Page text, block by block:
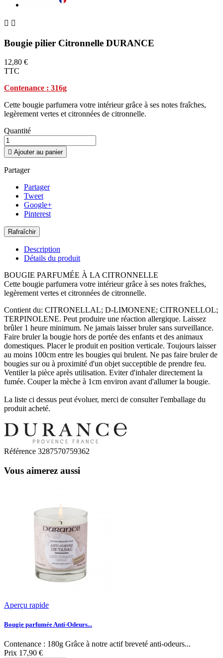
 
Bougie pilier Citronnelle DURANCE
12,80 €
TTC
Contenance : 316g
Cette bougie parfumera votre intérieur grâce à ses notes fraîches,
legèrement vertes et citronnées de citronnelle.
Quantité
 Ajouter au panier
Partager
Partager
Tweet
Google+
Pinterest
Description
Détails du produit
BOUGIE PARFUMÉE À LA CITRONNELLE
Cette bougie parfumera votre intérieur grâce à ses notes fraîches,
legèrement vertes et citronnées de citronnelle.
Contient du: CITRONELLAL; D-LIMONENE; CITRONELLOL;
TERPINOLENE. Peut produire une réaction allergique. Laissez
brûler 1 heure minimum. Ne jamais laisser bruler sans surveillance.
Faire bruler la bougie hors de portée des enfants et des animaux
domestiques. Placer le produit en position verticale. Toujours laisser
au moins 100cm entre les bougies qui brulent. Ne pas faire bruler de
bougies sur ou à proximité d'un objet succeptible de prendre feu.
Ventiler la pièce après utilisation. Eviter d'inhaler directement la
fumée. Couper la mèche à 1cm environ avant d'allumer la bougie.
La liste ci dessus peut évoluer, merci de consulter l'emballage du
produit acheté.
Référence 3287570759362
Vous aimerez aussi
Aperçu rapide
Bougie parfumée Anti-Odeurs...
Contenance : 180g Grâce à notre actif breveté anti-odeurs...
Prix 17,90 €